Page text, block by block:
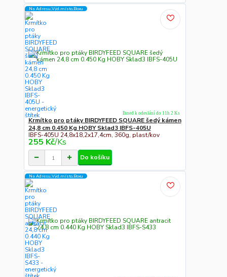
Na Adresu,Výd.místo,Boxu
Krmítko pro ptáky BIRDYFEED SQUARE šedý kámen
24,8 cm 0.450 Kg HOBY Sklad3 IBFS-405U
IBFS-405U 24,8x18,2x17,4cm, 360g, plast/kov
255 Kč/Ks
Ihned k odeslání do 11h 2 Ks
Do košíku
Na Adresu,Výd.místo,Boxu